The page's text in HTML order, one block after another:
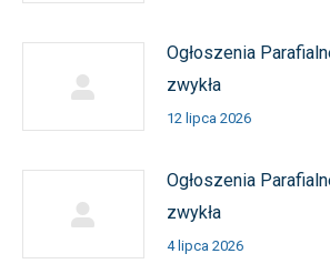
Ogłoszenia
zwykła
12 lipca 2026
Ogłoszenia
zwykła
4 lipca 2026